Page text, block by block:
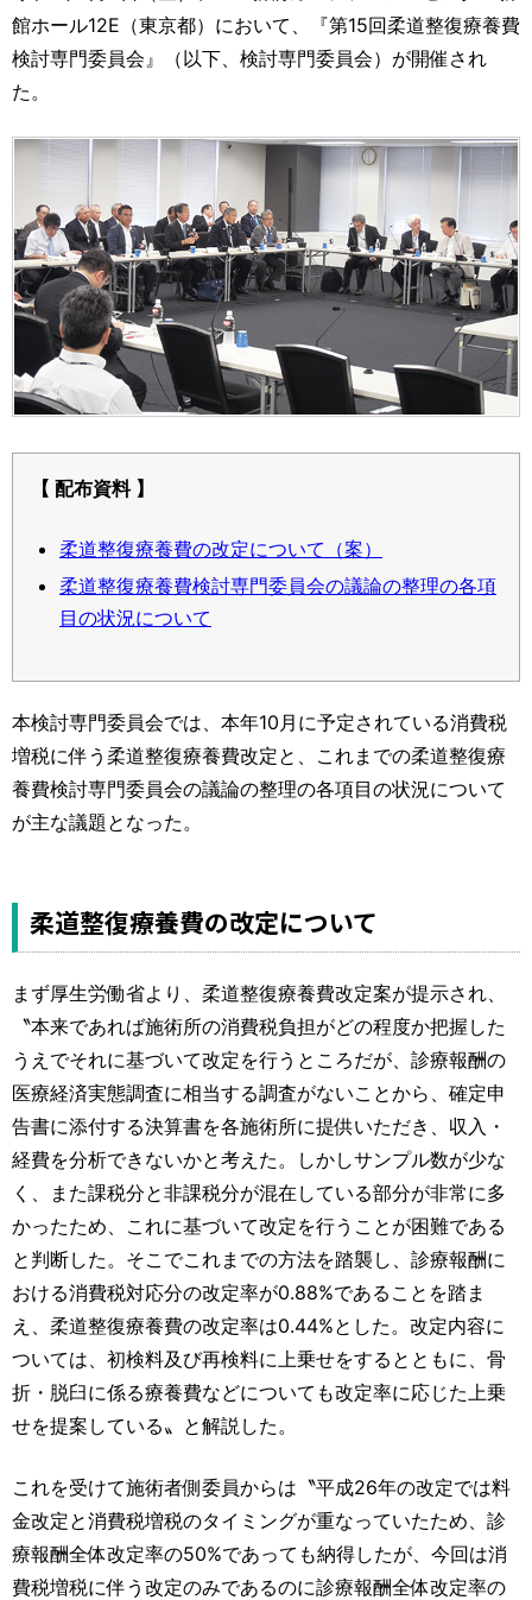
運営元 お問い合わせ
館ホール12E（東京都）において、『第15回柔道整復療養費
検討専門委員会』（以下、検討専門委員会）が開催され
た。
【 配布資料 】
柔道整復療養費の改定について（案）
柔道整復療養費検討専門委員会の議論の整理の各項
目の状況について
本検討専門委員会では、本年10月に予定されている消費税
増税に伴う柔道整復療養費改定と、これまでの柔道整復療
養費検討専門委員会の議論の整理の各項目の状況について
が主な議題となった。
柔道整復療養費の改定について
まず厚生労働省より、柔道整復療養費改定案が提示され、
〝本来であれば施術所の消費税負担がどの程度か把握した
うえでそれに基づいて改定を行うところだが、診療報酬の
医療経済実態調査に相当する調査がないことから、確定申
告書に添付する決算書を各施術所に提供いただき、収入・
経費を分析できないかと考えた。しかしサンプル数が少な
く、また課税分と非課税分が混在している部分が非常に多
かったため、これに基づいて改定を行うことが困難である
と判断した。そこでこれまでの方法を踏襲し、診療報酬に
おける消費税対応分の改定率が0.88%であることを踏ま
え、柔道整復療養費の改定率は0.44%とした。改定内容に
ついては、初検料及び再検料に上乗せをするとともに、骨
折・脱臼に係る療養費などについても改定率に応じた上乗
せを提案している〟と解説した。
これを受けて施術者側委員からは〝平成26年の改定では料
金改定と消費税増税のタイミングが重なっていたため、診
療報酬全体改定率の50%であっても納得したが、今回は消
費税増税に伴う改定のみであるのに診療報酬全体改定率の